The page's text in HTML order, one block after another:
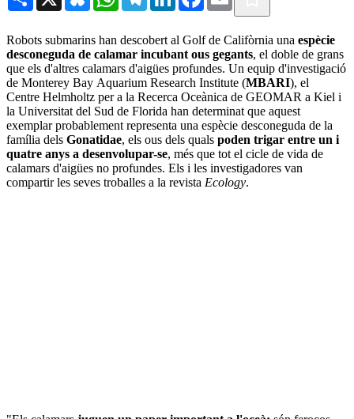
Robots submarins han descobert al Golf de Califòrnia una espècie
desconeguda de calamar incubant ous gegants, el doble de grans
que els d'altres calamars d'aigües profundes. Un equip d'investigació
de Monterey Bay Aquarium Research Institute (MBARI), el
Centre Helmholtz per a la Recerca Oceànica de GEOMAR a Kiel i
la Universitat del Sud de Florida han determinat que aquest
exemplar probablement representa una espècie desconeguda de la
família dels Gonatidae, els ous dels quals poden trigar entre un i
quatre anys a desenvolupar-se, més que tot el cicle de vida de
calamars d'aigües no profundes. Els i les investigadores van
compartir les seves troballes a la revista Ecology.